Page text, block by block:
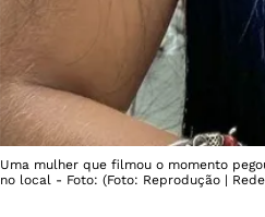
Uma mulher que filmou o momento
no local - Foto: (Foto: Reprodução |